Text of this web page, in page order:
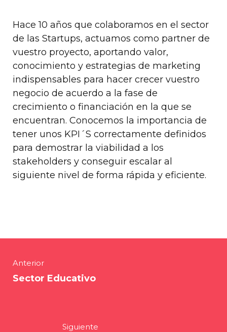
Hace 10 años que colaboramos en el sector
de las Startups, actuamos como partner de
vuestro proyecto, aportando valor,
conocimiento y estrategias de marketing
indispensables para hacer crecer vuestro
negocio de acuerdo a la fase de
crecimiento o financiación en la que se
encuentran. Conocemos la importancia de
tener unos KPI´S correctamente definidos
para demostrar la viabilidad a los
stakeholders y conseguir escalar al
siguiente nivel de forma rápida y eficiente.
Anterior
Sector Educativo
Siguiente